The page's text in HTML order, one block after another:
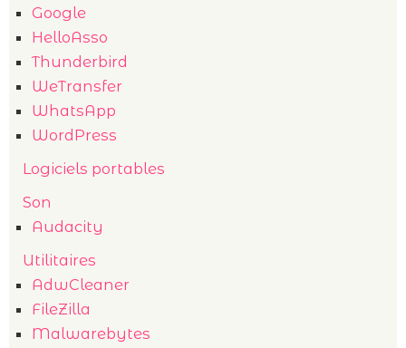
Google
HelloAsso
Thunderbird
WeTransfer
WhatsApp
WordPress
Logiciels portables
Son
Audacity
Utilitaires
AdwCleaner
FileZilla
Malwarebytes